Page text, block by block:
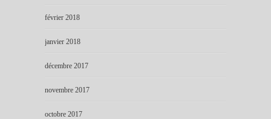
février 2018
janvier 2018
décembre 2017
novembre 2017
octobre 2017